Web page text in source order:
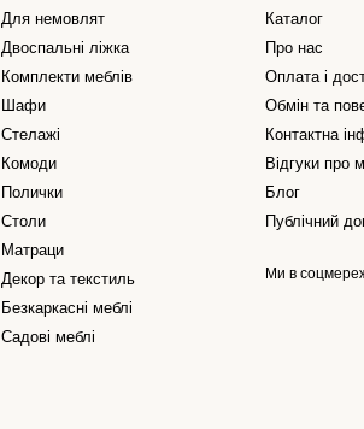
Для немовлят
Двоспальні ліжка
Комплекти меблів
Шафи
Стелажі
Комоди
Полички
Столи
Матраци
Декор та текстиль
Безкаркасні меблі
Садові меблі
Каталог
Про нас
Оплата і
Обмін та
Контактна
Відгуки про
Блог
Публічний
Ми в